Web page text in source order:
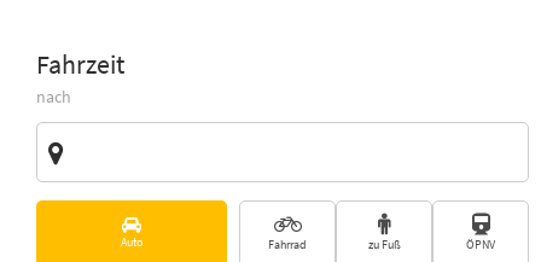
Fahrzeit
nach
Zieladresse
Vorschläge
Auto Fahrrad zu Fuß ÖPNV